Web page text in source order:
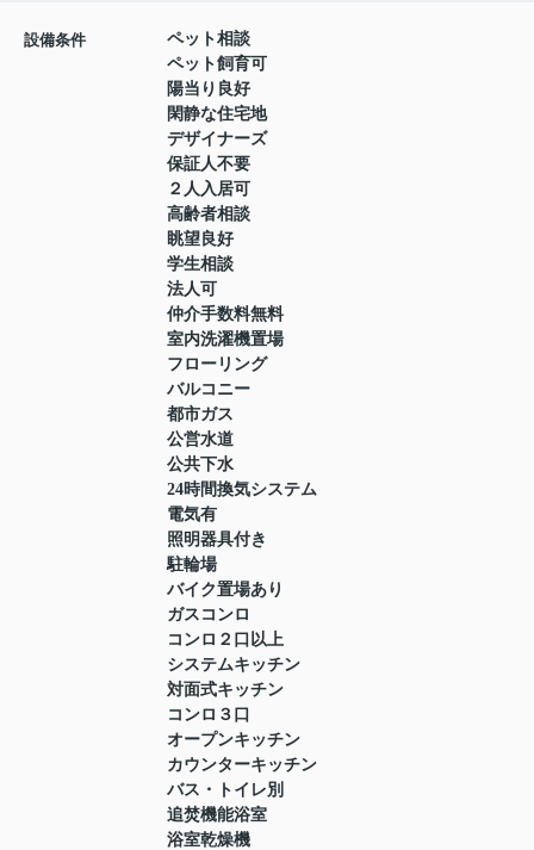
設備条件
ペット相談
ペット飼育可
陽当り良好
閑静な住宅地
デザイナーズ
保証人不要
２人入居可
高齢者相談
眺望良好
学生相談
法人可
仲介手数料無料
室内洗濯機置場
フローリング
バルコニー
都市ガス
公営水道
公共下水
24時間換気システム
電気有
照明器具付き
駐輪場
バイク置場あり
ガスコンロ
コンロ２口以上
システムキッチン
対面式キッチン
コンロ３口
オープンキッチン
カウンターキッチン
バス・トイレ別
追焚機能浴室
浴室乾燥機